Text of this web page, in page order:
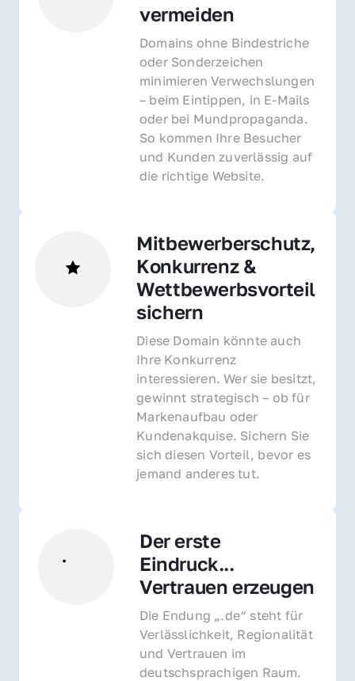
vermeiden
Domains ohne Bindestriche
oder Sonderzeichen
minimieren Verwechslungen
– beim Eintippen, in E-Mails
oder bei Mundpropaganda.
So kommen Ihre Besucher
und Kunden zuverlässig auf
die richtige Website.
Mitbewerberschutz,
Konkurrenz &
Wettbewerbsvorteil
sichern
Diese Domain könnte auch
Ihre Konkurrenz
interessieren. Wer sie besitzt,
gewinnt strategisch – ob für
Markenaufbau oder
Kundenakquise. Sichern Sie
sich diesen Vorteil, bevor es
jemand anderes tut.
Der erste
Eindruck...
Vertrauen erzeugen
Die Endung „.de“ steht für
Verlässlichkeit, Regionalität
und Vertrauen im
deutschsprachigen Raum.